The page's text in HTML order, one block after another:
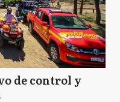
de control y